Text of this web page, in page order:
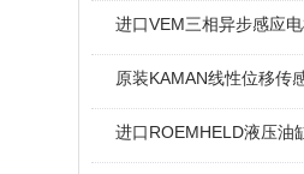
进口VEM三相异步感应
原装KAMAN线性位移传
进口ROEMHELD液压油